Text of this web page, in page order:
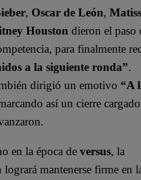
, Oscar de León,
Houston dieron el paso
para finalmente
a la siguiente ronda”.
dirigió un emotivo “A
así un cierre
en la época de versus, la
mantenerse firme en